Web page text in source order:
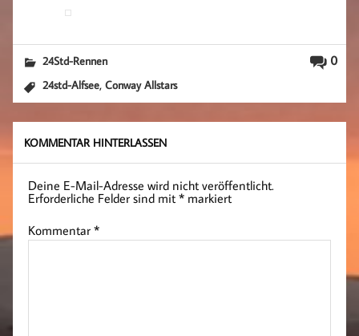
0
24Std-Rennen
24std-Alfsee,Conway Allstars
KOMMENTAR HINTERLASSEN
Deine E-Mail-Adresse wird nicht veröffentlicht.
Erforderliche Felder sind mit* markiert
Kommentar*